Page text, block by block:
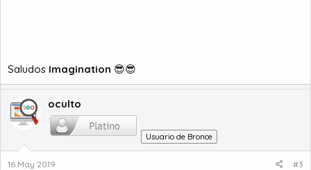
Saludos Imagination 😎😎
oculto
Usuario de Bronce
16 May 2019 #3